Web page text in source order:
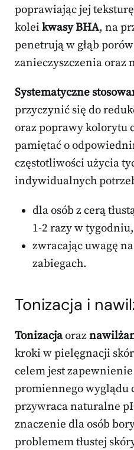
poprawiając jej
kolei kwasy BHA, na
penetrują w głąb
zanieczyszczenia oraz
Systematyczne
przyczynić się do
oraz poprawy kolorytu
pamiętać o
częstotliwości użycia
indywidualnych
dla osób z cerą
1-2 razy w tygodniu,
zwracając uwagę
zabiegach.
Tonizacja i
Tonizacjaoraz
kroki w pielęgnacji
celem jest
promiennego wyglądu
przywraca naturalne
znaczenie dla osób
problemem tłustej